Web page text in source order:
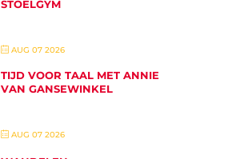
STOELGYM
AUG 07 2026
TIJD VOOR TAAL MET ANNIE
VAN GANSEWINKEL
AUG 07 2026